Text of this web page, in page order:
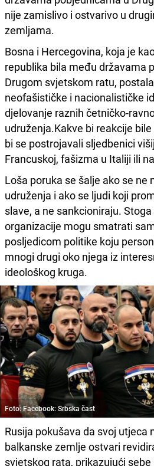
nije zamislivo i ostvarivo u
zemljama.
Bosna i Hercegovina, koja je
republika bila među državama
Drugom svjetskom ratu,
neofašističke i nacionalističke
djelovanje raznih četničko-
udruženja.Kakve bi reakcije
bi se postrojavali sljedbenici
Francuskoj, fašizma u Italiji ili
Loša poruka se šalje ako se ne
udruženja i ako se ljudi koji
slave, a ne sankcioniraju.
organizacije mogu smatrati
posljedicom politike koju
mnogi drugi oko njega iz
ideološkog kruga.
Foto: Facebook: Srbska čast
Rusija pokušava da svoj utjeca
balkanske zemlje ostvari
svjetskog rata, prikazujući